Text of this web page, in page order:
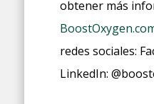
obtener más
redes sociales:
LinkedIn: